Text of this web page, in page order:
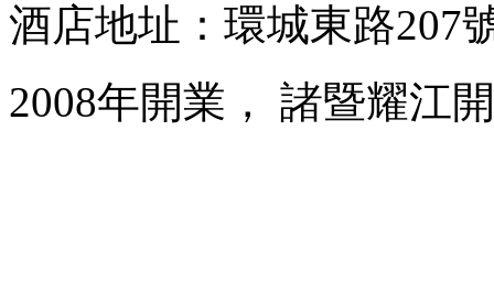
酒店地址：環城東路207
2008年開業， 諸暨耀